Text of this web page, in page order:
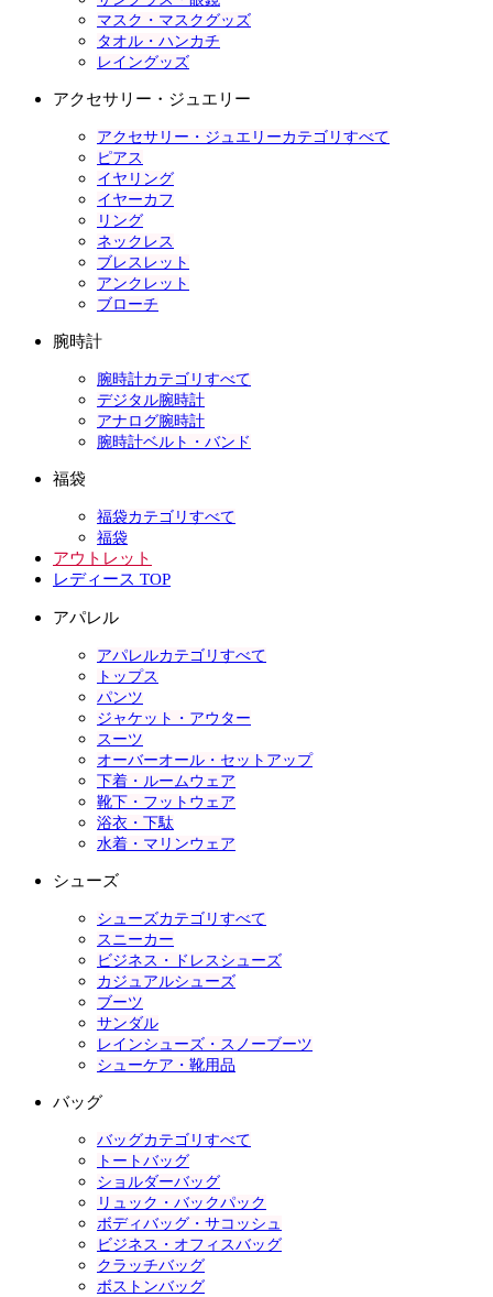
マスク・マスクグッズ
タオル・ハンカチ
レイングッズ
アクセサリー・ジュエリー
アクセサリー・ジュエリーカテゴリすべて
ピアス
イヤリング
イヤーカフ
リング
ネックレス
ブレスレット
アンクレット
ブローチ
腕時計
腕時計カテゴリすべて
デジタル腕時計
アナログ腕時計
腕時計ベルト・バンド
福袋
福袋カテゴリすべて
福袋
アウトレット
レディース TOP
アパレル
アパレルカテゴリすべて
トップス
パンツ
ジャケット・アウター
スーツ
オーバーオール・セットアップ
下着・ルームウェア
靴下・フットウェア
浴衣・下駄
水着・マリンウェア
シューズ
シューズカテゴリすべて
スニーカー
ビジネス・ドレスシューズ
カジュアルシューズ
ブーツ
サンダル
レインシューズ・スノーブーツ
シューケア・靴用品
バッグ
バッグカテゴリすべて
トートバッグ
ショルダーバッグ
リュック・バックパック
ボディバッグ・サコッシュ
ビジネス・オフィスバッグ
クラッチバッグ
ボストンバッグ